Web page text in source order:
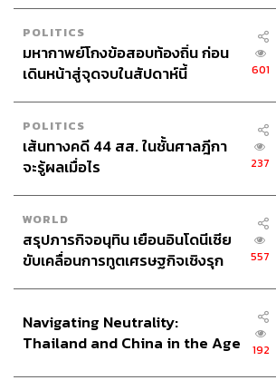
POLITICS
มหากาพย์โกงข้อสอบท้องถิ่น ก่อน
เดินหน้าสู่จุดจบในสัปดาห์นี้
601
POLITICS
เส้นทางคดี 44 สส. ในชั้นศาลฎีกา
จะรู้ผลเมื่อไร
237
WORLD
สรุปภารกิจอนุทิน เยือนอินโดนีเซีย
ขับเคลื่อนการทูตเศรษฐกิจเชิงรุก
557
Navigating Neutrality:
Thailand and China in the Age
192